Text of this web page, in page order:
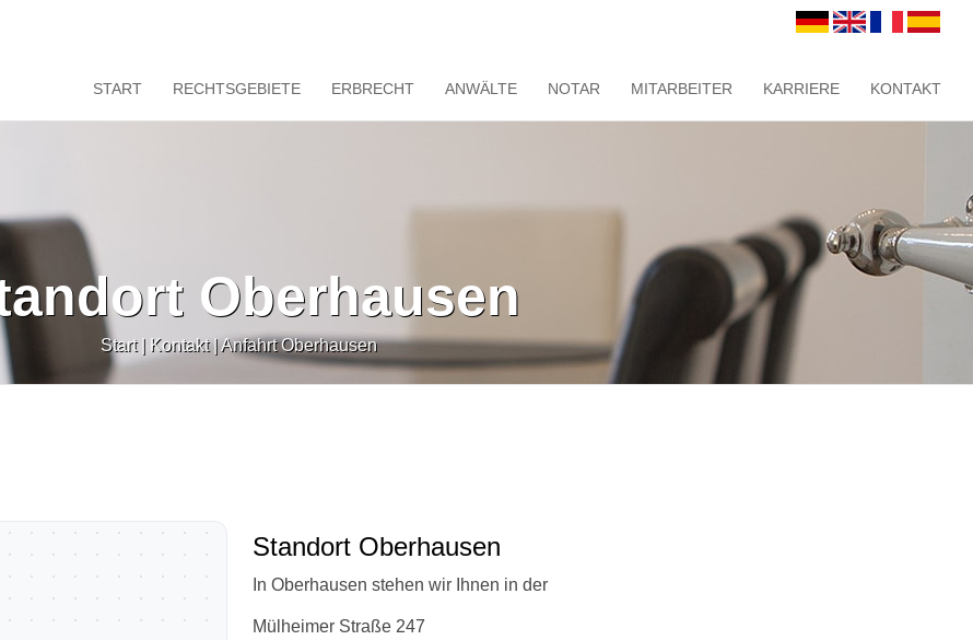
START RECHTSGEBIETE ERBRECHT ANWÄLTE NOTAR MITARBEITER KARRIERE KONTAKT
Oberhausen
Start| Kontakt|Anfahrt Oberhausen
Standort Oberhausen
In Oberhausen stehen wir Ihnen in der
Mülheimer Straße 247